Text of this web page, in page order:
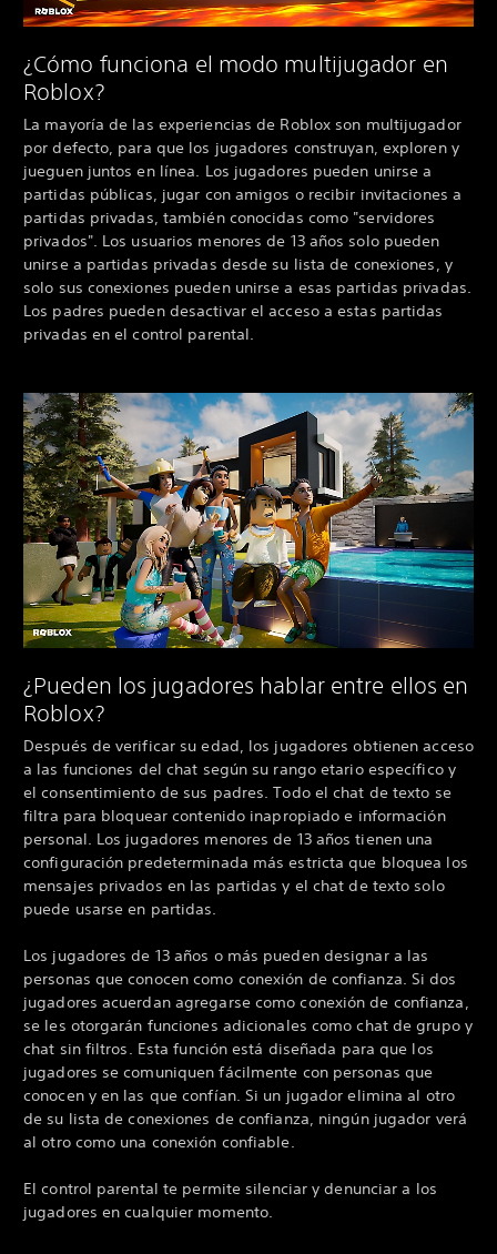
¿Cómo funciona el modo multijugador en
Roblox?
La mayoría de las experiencias de Roblox son multijugador
por defecto, para que los jugadores construyan, exploren y
jueguen juntos en línea. Los jugadores pueden unirse a
partidas públicas, jugar con amigos o recibir invitaciones a
partidas privadas, también conocidas como "servidores
privados". Los usuarios menores de 13 años solo pueden
unirse a partidas privadas desde su lista de conexiones, y
solo sus conexiones pueden unirse a esas partidas privadas.
Los padres pueden desactivar el acceso a estas partidas
privadas en el control parental.
¿Pueden los jugadores hablar entre ellos en
Roblox?
Después de verificar su edad, los jugadores obtienen acceso
a las funciones del chat según su rango etario específico y
el consentimiento de sus padres. Todo el chat de texto se
filtra para bloquear contenido inapropiado e información
personal. Los jugadores menores de 13 años tienen una
configuración predeterminada más estricta que bloquea los
mensajes privados en las partidas y el chat de texto solo
puede usarse en partidas.
Los jugadores de 13 años o más pueden designar a las
personas que conocen como conexión de confianza. Si dos
jugadores acuerdan agregarse como conexión de confianza,
se les otorgarán funciones adicionales como chat de grupo y
chat sin filtros. Esta función está diseñada para que los
jugadores se comuniquen fácilmente con personas que
conocen y en las que confían. Si un jugador elimina al otro
de su lista de conexiones de confianza, ningún jugador verá
al otro como una conexión confiable.
El control parental te permite silenciar y denunciar a los
jugadores en cualquier momento.